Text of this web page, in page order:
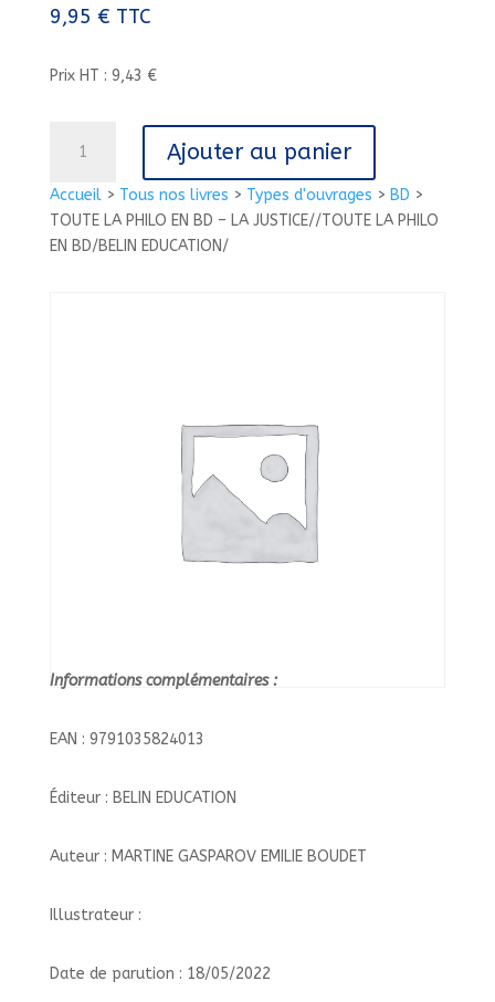
Accueil> Tous nos livres > Types d'ouvrages > BD >
TOUTE LA PHILO EN BD – LA JUSTICE//TOUTE LA PHILO
EN BD/BELIN EDUCATION/
9,95 € TTC
Prix HT : 9,43 €
TOUTE
LA
PHILO
Ajouter au panier
Informations complémentaires :
EAN : 9791035824013
Éditeur : BELIN EDUCATION
Auteur : MARTINE GASPAROV EMILIE BOUDET
Illustrateur :
Date de parution : 18/05/2022